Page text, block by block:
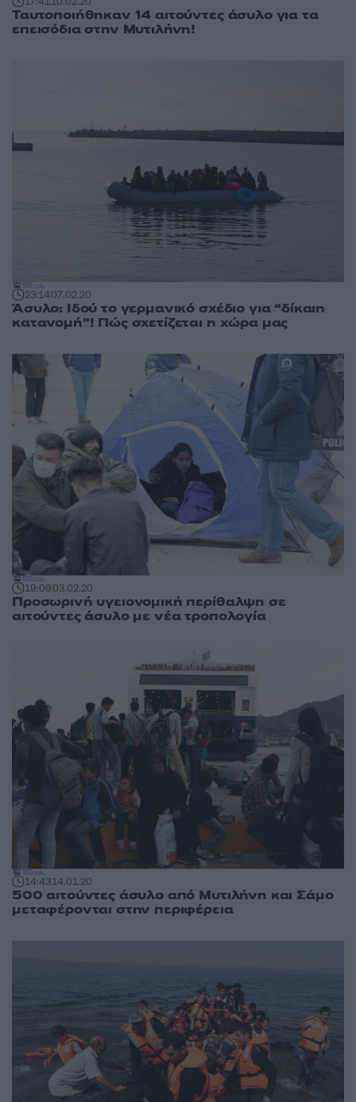
Ταυτοποιήθηκαν 14 αιτούντες άσυλο για τα
επεισόδια στην Μυτιλήνη!
23:1407.02.20
Άσυλο: Ιδού το γερμανικό σχέδιο για “δίκαιη
κατανομή”! Πώς σχετίζεται η χώρα μας
19:0903.02.20
Προσωρινή υγειονομική περίθαλψη σε
αιτούντες άσυλο με νέα τροπολογία
14:4314.01.20
500 αιτούντες άσυλο από Μυτιλήνη και Σάμο
μεταφέρονται στην περιφέρεια